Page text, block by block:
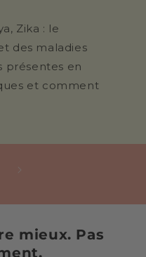
Zika : le
des maladies
présentes en
et comment
mieux. Pas